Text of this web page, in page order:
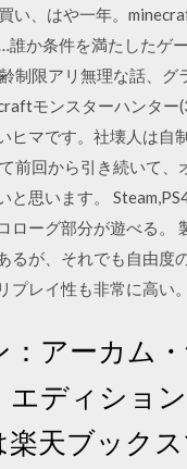
い、はや一年。
誰か条件を満たしたゲ
制限アリ無理な話、グ
モンスターハンター
ヒマです。社壊人は自
前回から引き続いて、
と思います。
ローグ部分が遊べる。
るが、それでも自由度
プレイ性も非常に高い。
アーカム
ディション
天ブック